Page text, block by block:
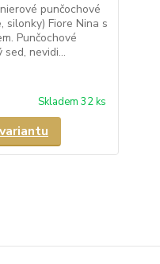
punčochové
silonky) Fiore Nina s
Punčochové
nevidi...
Skladem 32 ks